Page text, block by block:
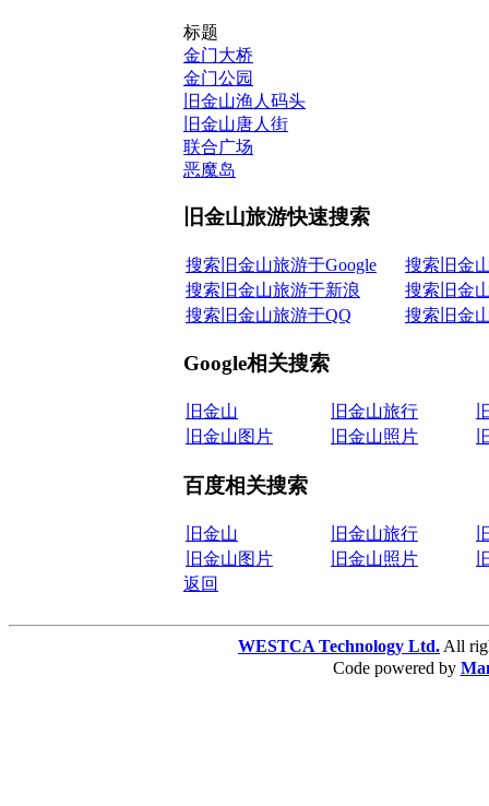
标题
金门大桥
金门公园
旧金山渔人码头
旧金山唐人街
联合广场
恶魔岛
旧金山旅游快速搜索
搜索旧金山旅游于Google
搜索旧金
搜索旧金山旅游于新浪
搜索旧金
搜索旧金山旅游于QQ
搜索旧金
Google相关搜索
旧金山 旧金山旅行
旧金山图片
旧金山照片
百度相关搜索
旧金山 旧金山旅行
旧金山图片
旧金山照片
返回
WESTCA Technology Ltd. All
Code powered by